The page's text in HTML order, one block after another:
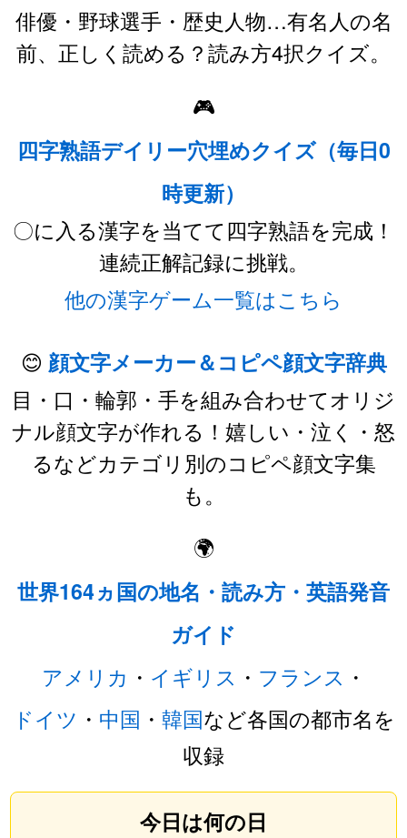
俳優・野球選手・歴史人物…有名人の名
前、正しく読める？読み方4択クイズ。
🎮
四字熟語デイリー穴埋めクイズ（毎日0
時更新）
〇に入る漢字を当てて四字熟語を完成！
連続正解記録に挑戦。
他の漢字ゲーム一覧はこちら
😊 顔文字メーカー＆コピペ顔文字辞典
目・口・輪郭・手を組み合わせてオリジ
ナル顔文字が作れる！嬉しい・泣く・怒
るなどカテゴリ別のコピペ顔文字集
も。
🌍
世界164ヵ国の地名・読み方・英語発音
ガイド
アメリカ ・ イギリス ・ フランス ・
ドイツ ・ 中国 ・ 韓国など各国の都市名を
収録
今日は何の日